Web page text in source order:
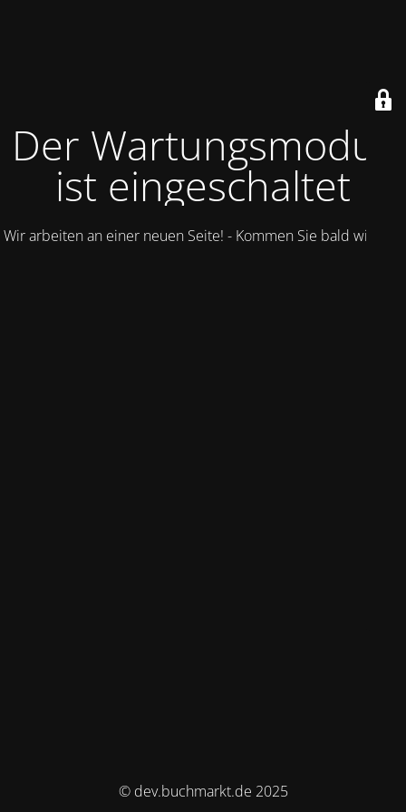
Der Wartungsmodus
ist eingeschaltet
Wir arbeiten an einer neuen Seite! - Kommen Sie bald wieder.
© dev.buchmarkt.de 2025